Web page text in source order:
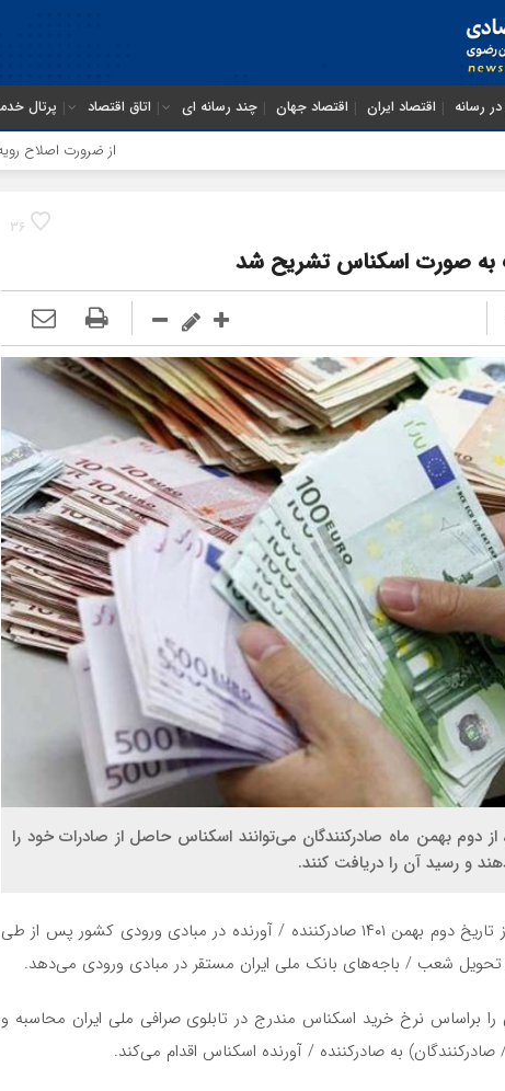
در رسانه اقتصاد ایران اقتصاد جهان چند رسانه ای اتاق اقتصاد پرتال
از ضرورت اصلاح رویه‌های
36
به صورت اسکناس تشریح شد
دوم بهمن ماه صادرکنندگان می‌توانند اسکناس حاصل از صادرات خود را
و رسید آن را دریافت کنند.
بر اساس دستورالعمل سازمان توسعه تجارت از تاریخ دوم بهمن ۱۴۰۱ صادرکننده / آورنده در مبادی ورودی کشور پس از طی
تحویل شعب / باجه‌های بانک ملی ایران مستقر در مبادی ورودی می‌دهد.
را براساس نرخ خرید اسکناس مندرج در تابلوی صرافی ملی ایران محاسبه و
به صادرکننده / آورنده اسکناس اقدام می‌کند.